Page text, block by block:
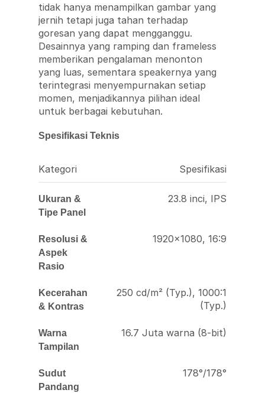
tidak hanya menampilkan gambar yang
jernih tetapi juga tahan terhadap
goresan yang dapat mengganggu.
Desainnya yang ramping dan frameless
memberikan pengalaman menonton
yang luas, sementara speakernya yang
terintegrasi menyempurnakan setiap
momen, menjadikannya pilihan ideal
untuk berbagai kebutuhan.
Spesifikasi Teknis
Kategori Spesifikasi
Ukuran &
Tipe Panel
23.8 inci, IPS
Resolusi &
Aspek
Rasio
1920×1080, 16:9
Kecerahan
& Kontras
250 cd/m² (Typ.), 1000:1
(Typ.)
Warna
Tampilan
16.7 Juta warna (8-bit)
Sudut
Pandang
178°/178°